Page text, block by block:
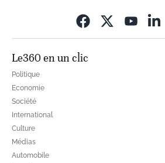
Le360 en un clic
Politique
Economie
Société
International
Culture
Médias
Automobile